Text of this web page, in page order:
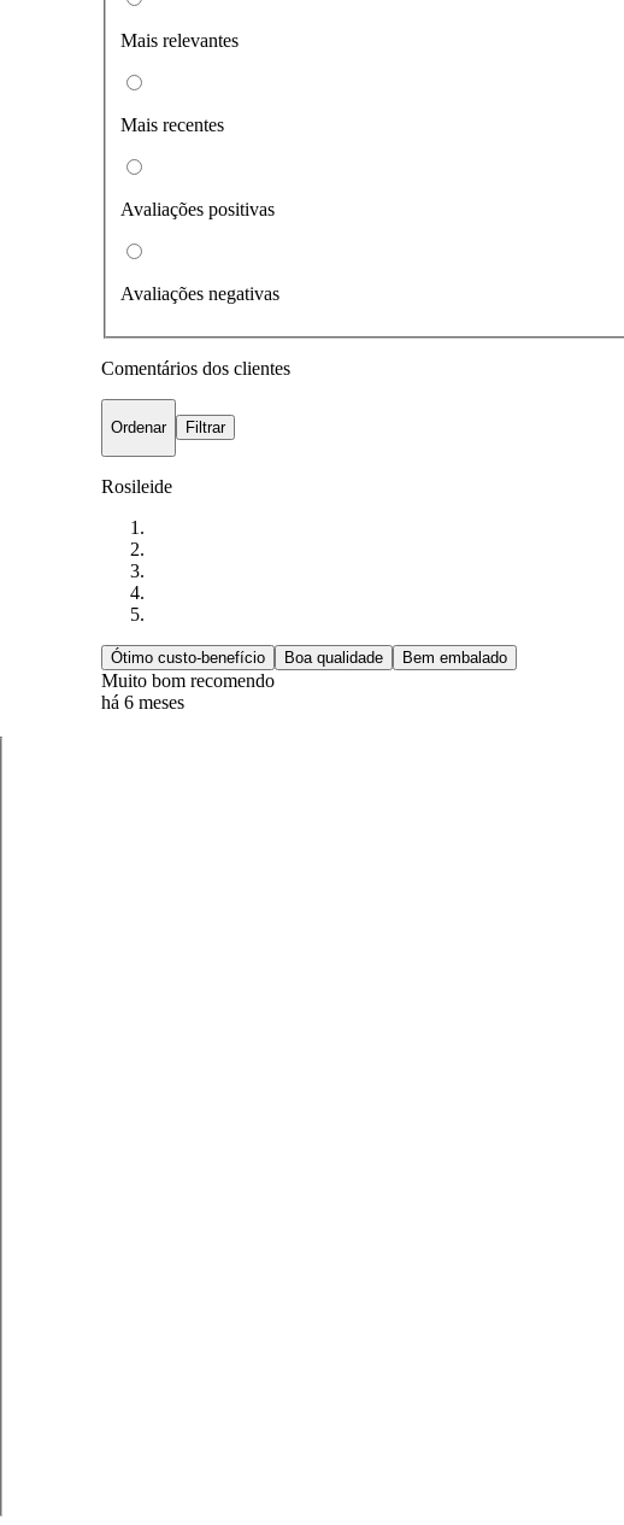
Mais relevantes
Mais recentes
Avaliações positivas
Avaliações negativas
Comentários dos clientes
Ordenar Filtrar
Rosileide
Ótimo custo-benefício Boa qualidade Bem embalado
Muito bom recomendo
há 6 meses